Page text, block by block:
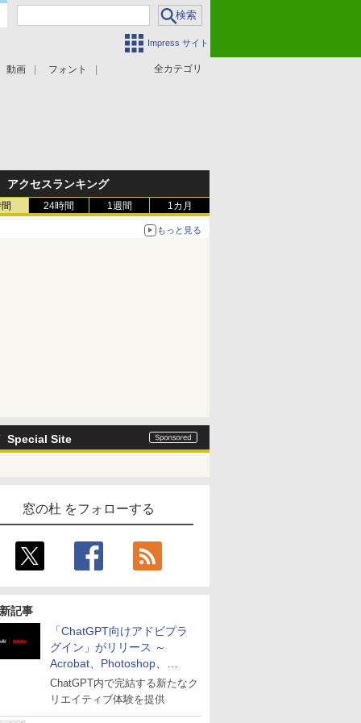
Impress サイト
全カテゴリ
動画 フォント
アクセスランキング
24時間 1週間 1カ月
もっと見る
Special Site
窓の杜 をフォローする
記事
「ChatGPT向けアドビプラ
グイン」がリリース ～
Acrobat、Photoshop、
Premiereなどの機能を1つの
プラグインに統合
ChatGPT内で完結する新たなク
リエイティブ体験を提供